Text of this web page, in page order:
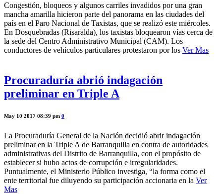
Congestión, bloqueos y algunos carriles invadidos por una gran
mancha amarilla hicieron parte del panorama en las ciudades del
país en el Paro Nacional de Taxistas, que se realizó este miércoles.
En Dosquebradas (Risaralda), los taxistas bloquearon vías cerca de
la sede del Centro Administrativo Municipal (CAM). Los
conductores de vehículos particulares protestaron por los Ver Mas
Procuraduría abrió indagación
preliminar en Triple A
May 10 2017 08:39 pm 0
La Procuraduría General de la Nación decidió abrir indagación
preliminar en la Triple A de Barranquilla en contra de autoridades
administrativas del Distrito de Barranquilla, con el propósito de
establecer si hubo actos de corrupción e irregularidades.
Puntualmente, el Ministerio Público investiga, “la forma como el
ente territorial fue diluyendo su participación accionaria en la Ver
Mas